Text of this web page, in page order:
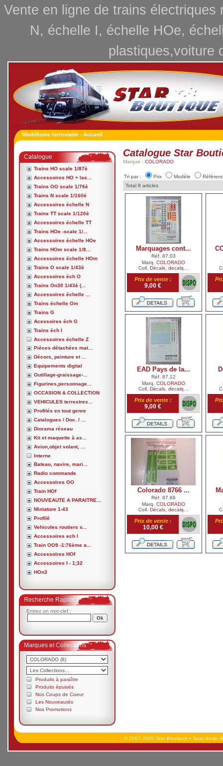
Vente en ligne de trains
N, échelle I, échelle HOe,
plastiques,voiture
Modélisme ferroviaire - Accueil
Catalogue
Trains HO scale 1/87è
Accessoires HO + las...
Trains OO scale 1/76è
Trains N scale 1/160è
Accessoires échelle N
Trains TT scale 1/120è
Accessoires échelle TT
Trains HOe -scale 1/...
Accessoires échelle HOe
Trains HOm scale 1/8...
Accessoires échelle HOm
Trains O scale 1/43è
Accessoires éch O
Trains On30 1/43è (...
Accessoires échelle ...
Trains échelle Om
Trains G
Acessoires éch G
Trains éch I
Accessoires échelle Z
Pièces détachées mat...
Décors, peinture et ...
Equipements digital
Outillage-graissage-...
Figurines,personnage...
OCCASION & COLLECTION
VEHICULES terrestres...
Profilés en tout genre
Catalogues / Doc. / ...
Diorama réseau
Kit et maquette à as...
Avion,objet volant, ...
Interne
Bateau, navire, mari...
Radio commande
Accessoires OO
Train HOf
NOUVEAUTE A PARAITRE...
Miniature 1-43
Profilé
Vehicules routiers s...
Accessoires ech I
Train OO9 -1:76ème a...
Accessoires HOf
Accessoires I - 1;32
HOn3
Recherche Rapide
Entrez un mot-clef :
Marques et Collections
Produits à paraître
Produits épuisés
Nos Coups de Coeur
Les Nouveautés
Nos Promotions
Catalogue Star
Marque : COLORADO
Tri par : Prix Modèle
Total 8 articles
Marquages cont...
Réf. 87.03
Marq. COLORADO
Coll. Décals, decalq...
Prix de vente :
9,00 €
EAD Pays de la...
Réf. 87.12
Marq. COLORADO
Coll. Décals, decalq...
Prix de vente :
9,00 €
Colorado 8766 ...
Réf. 87.66
Marq. COLORADO
Coll. Décals, decalq...
Prix de vente :
10,00 €
© 2007-2026 Star Boutique • Tous droits